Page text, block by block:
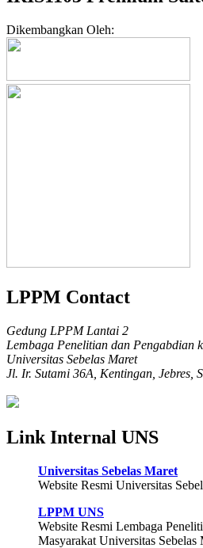
Dikembangkan Oleh:
LPPM Contact
Gedung LPPM Lantai 2
Lembaga Penelitian dan Pengabdian
Universitas Sebelas Maret
Jl. Ir. Sutami 36A, Kentingan, Jebres,
Link Internal UNS
Universitas Sebelas Maret
Website Resmi Universitas
LPPM UNS
Website Resmi Lembaga
Masyarakat Universitas Sebelas